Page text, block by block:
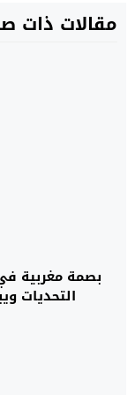
مقالات ذات
بصمة مغربية في
التحديات ويبلغ